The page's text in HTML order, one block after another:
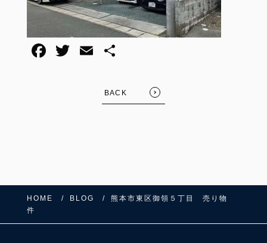
BACK
HOME BLOG
熊本市東区御領５丁目 売り物
件